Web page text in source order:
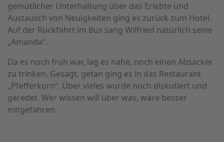
gemütlicher Unterhaltung über das Erlebte und
Austausch von Neuigkeiten ging es zurück zum Hotel.
Auf der Rückfahrt im Bus sang Wilfried natürlich seine
„Amanda“.
Da es noch früh war, lag es nahe, noch einen Absacker
zu trinken. Gesagt, getan ging es in das Restaurant
„Pfefferkorn“. Über vieles wurde noch diskutiert und
geredet. Wer wissen will über was, wäre besser
mitgefahren.